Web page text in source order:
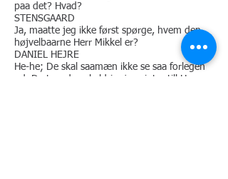
paa det? Hvad?
STENSGAARD
Ja, maatte jeg ikke først spørge, hvem den
højvelbaarne Herr Mikkel er?
DANIEL HEJRE
He-he; De skal saamæn ikke se saa forlegen
ud. De tror da vel aldrig, jeg sigter till Herr